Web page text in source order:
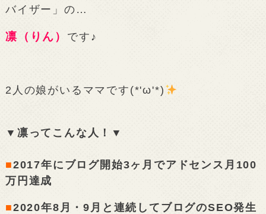
バイザー」の…
凛（りん） です♪
2人の娘がいるママです(*'ω'*)
▼凛ってこんな人！▼
■2017年にブログ開始3ヶ月でアドセンス月100
万円達成
■2020年8月・9月と連続してブログのSEO発生